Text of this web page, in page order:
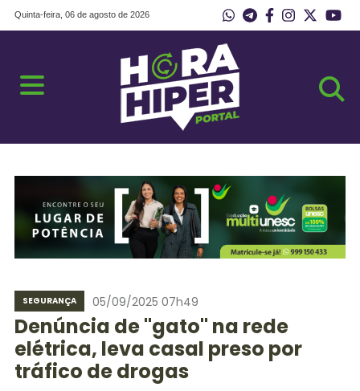
Quinta-feira, 06 de agosto de 2026
SEGURANÇA 05/09/2025 07h49
Denúncia de "gato" na rede
elétrica, leva casal preso por
tráfico de drogas